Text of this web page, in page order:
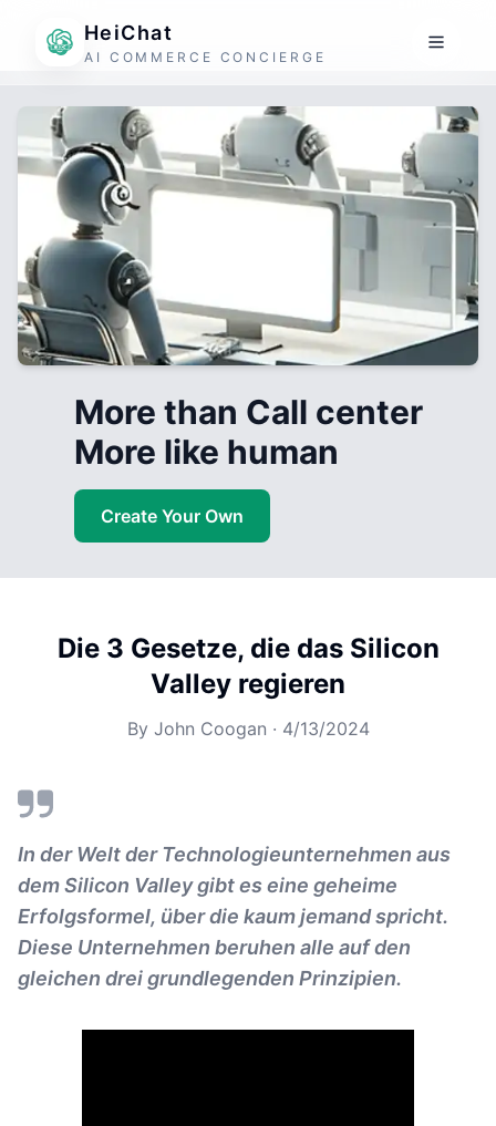
HeiChat
AI COMMERCE CONCIERGE
More than Call center
More like human
Create Your Own
Die 3 Gesetze, die das Silicon
Valley regieren
By John Coogan · 4/13/2024
In der Welt der Technologieunternehmen aus
dem Silicon Valley gibt es eine geheime
Erfolgsformel, über die kaum jemand spricht.
Diese Unternehmen beruhen alle auf den
gleichen drei grundlegenden Prinzipien.